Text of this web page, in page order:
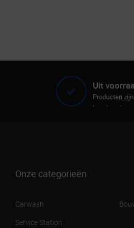
Uit
Producten
leverbaar!
Onze categorieën
Carwash
Service Station